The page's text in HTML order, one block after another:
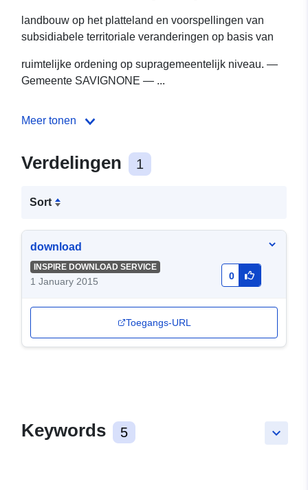
landbouw op het platteland en voorspellingen van
subsidiabele territoriale veranderingen op basis van
ruimtelijke ordening op supragemeentelijk niveau. —
Gemeente SAVIGNONE — ...
Meer tonen
Verdelingen 1
Sort
download
INSPIRE DOWNLOAD SERVICE
1 January 2015 0
Toegangs-URL
keyboard_arrow_down
Keywords 5